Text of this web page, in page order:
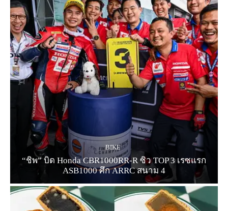
BIKE
“ชิพ” บิด Honda CBR1000RR-R ซิว TOP 3 เรซแรก
ASB1000 ศึก ARRC สนาม 4